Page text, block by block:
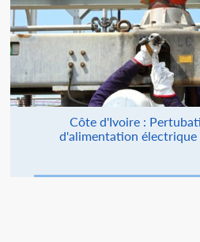
Côte d'Ivoire :
d'alimentation électrique